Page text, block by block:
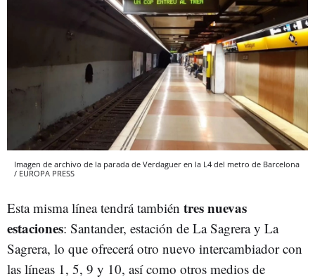
Imagen de archivo de la parada de Verdaguer en la L4 del metro de Barcelona
/ EUROPA PRESS
Esta misma línea tendrá también tres nuevas
estaciones: Santander, estación de La Sagrera y La
Sagrera, lo que ofrecerá otro nuevo intercambiador con
las líneas 1, 5, 9 y 10, así como otros medios de